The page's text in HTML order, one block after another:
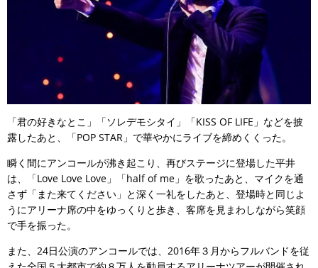
「君の好きなとこ」「ソレデモシタイ」「KISS OF LIFE」などを披
露したあと、「POP STAR」で華やかにライブを締めくくった。
瞬く間にアンコールが沸き起こり、再びステージに登場した平井
は、「Love Love Love」「half of me」を歌ったあと、マイクを通
さず「また来てください」と深く一礼をしたあと、登場時と同じよ
うにアリーナ席の中をゆっくりと歩き、客席を見まわしながら笑顔
で手を振った。
また、24日公演のアンコールでは、2016年３月からフルバンドを従